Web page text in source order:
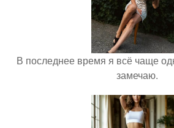
В последнее время я всё чаще
замечаю.